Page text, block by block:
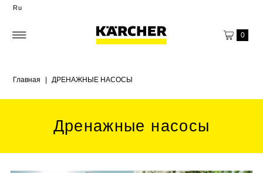
Ru
0
Главная | ДРЕНАЖНЫЕ НАСОСЫ
Дренажные насосы